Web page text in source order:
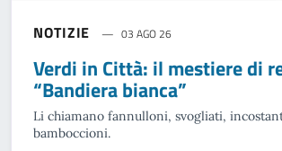
NOTIZIE 03 AGO 26
Verdi in Città: il mestiere di
“Bandiera bianca”
Li chiamano fannulloni, svogliati,
bamboccioni.